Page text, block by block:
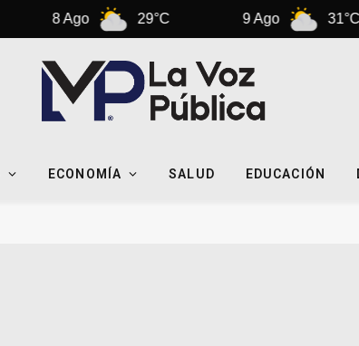
8 Ago 29°C 9 Ago 31°C
ECONOMÍA SALUD EDUCACIÓN